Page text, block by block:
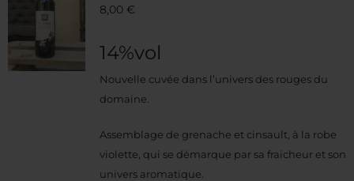
8,00 €
14%vol
Nouvelle cuvée dans l’univers des rouges du
domaine.
Assemblage de grenache et cinsault, à la robe
violette, qui se démarque par sa fraicheur et son
univers aromatique.